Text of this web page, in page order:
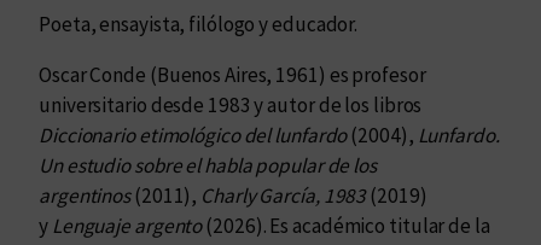
Poeta, ensayista, filólogo y educador.
Oscar Conde (Buenos Aires, 1961) es profesor
universitario desde 1983 y autor de los libros
Diccionario etimológico del lunfardo(2004), Lunfardo.
Un estudio sobre el habla popular de los
argentinos(2011), Charly García, 1983(2019)
yLenguaje argento(2026). Es académico titular de la